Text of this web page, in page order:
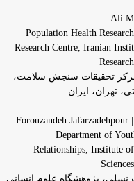
Population Health
Research Centre, Iranian
تحقیقات سنجش سلامت،
تهران، ایران
Department of
Relationships, Institute
پژوهشگاه علوم انسانی